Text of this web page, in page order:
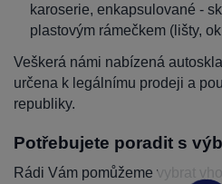
karoserie, enkapsulované -
plastovým rámečkem (lišty,
Veškerá námi nabízená
určena k legálnímu prodeji a
republiky.
Potřebujete poradit s
Rádi Vám pomůžeme vybrat